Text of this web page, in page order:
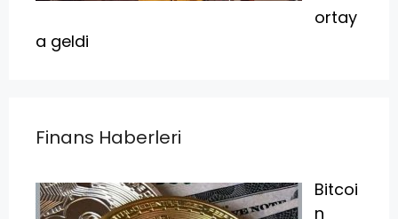
ortay
a geldi
Finans Haberleri
Bitcoi
n